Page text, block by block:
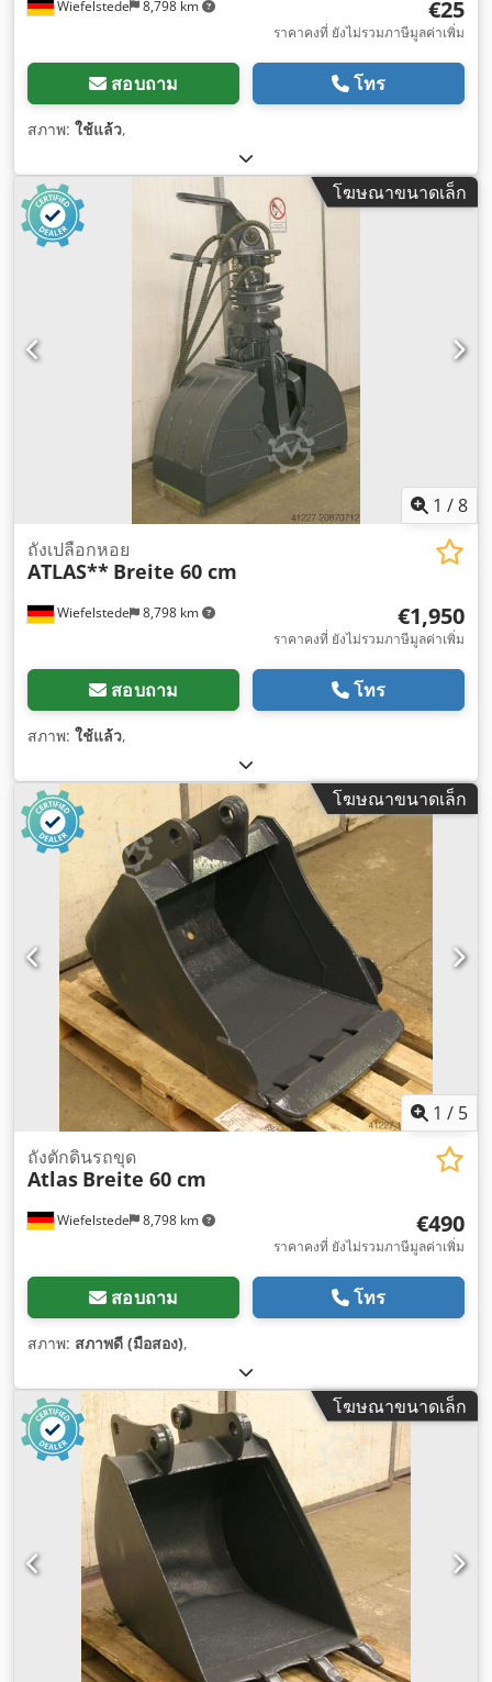
Wiefelstede 8,798 km €25
ราคาคงที่ ยังไม่รวมภาษีมูลค่าเพิ่ม
สอบถาม โทร
สภาพ: ใช้แล้ว,
โฆษณาขนาดเล็ก
1 /8
Wiefelstede 8,798 km
ถังเปลือกหอย
ATLAS** Breite 60 cm
€1,950
ราคาคงที่ ยังไม่รวมภาษีมูลค่าเพิ่ม
สอบถาม โทร
สภาพ: ใช้แล้ว,
โฆษณาขนาดเล็ก
1 / 5
Wiefelstede 8,798 km
ถังตักดินรถขุด
Atlas Breite 60 cm
€490
ราคาคงที่ ยังไม่รวมภาษีมูลค่าเพิ่ม
สอบถาม โทร
สภาพ: สภาพดี (มือสอง),
โฆษณาขนาดเล็ก